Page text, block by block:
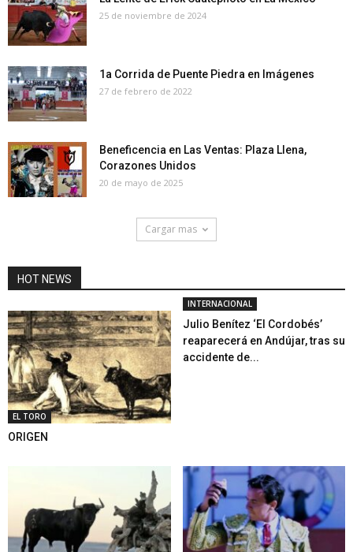
25 de noviembre de 2024
1a Corrida de Puente Piedra en Imágenes
27 de febrero de 2022
Beneficencia en Las Ventas: Plaza Llena,
Corazones Unidos
20 de mayo de 2025
Cargar mas
HOT NEWS
EL TORO
ORIGEN
INTERNACIONAL
Julio Benítez ‘El Cordobés’
reaparecerá en Andújar, tras su
accidente de...